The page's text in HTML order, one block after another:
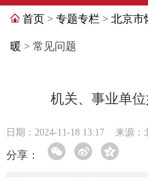
首页 > 专题专栏 > 北京市
暖 > 常见问题
机关、事业单
日期：2024-11-18 13:17 来源：
分享：